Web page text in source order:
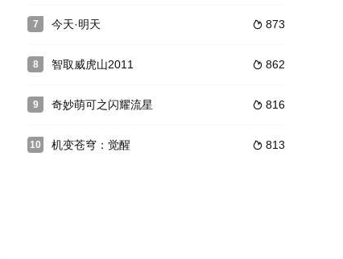
妖破封伤人，幸得方士莫寻真挺身相救。
子古宇，为了寻找年幼时意外失踪的父亲踏入质维世界，开始冒险之旅的
7  873
今天·明天
8  862
智取威虎山2011
9  816
奇妙萌可之闪耀流星
10  813
机变苍穹：觉醒